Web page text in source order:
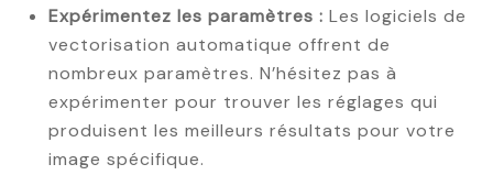
Expérimentez les paramètres : Les logiciels de
vectorisation automatique offrent de
nombreux paramètres. N’hésitez pas à
expérimenter pour trouver les réglages qui
produisent les meilleurs résultats pour votre
image spécifique.